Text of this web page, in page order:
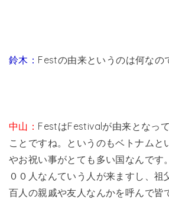
鈴木： Festの由来というのは何なの
中山： FestはFestivalが由来となっ
ことですね。というのもベトナムと
やお祝い事がとても多い国なんです
００人なんていう人が来ますし、祖
百人の親戚や友人なんかを呼んで皆